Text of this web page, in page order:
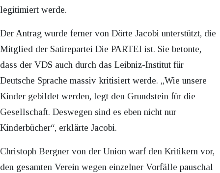
legitimiert werde.
Der Antrag wurde ferner von Dörte Jacobi unterstützt, die
Mitglied der Satirepartei Die PARTEI ist. Sie betonte,
dass der VDS auch durch das Leibniz-Institut für
Deutsche Sprache massiv kritisiert werde. „Wie unsere
Kinder gebildet werden, legt den Grundstein für die
Gesellschaft. Deswegen sind es eben nicht nur
Kinderbücher“, erklärte Jacobi.
Christoph Bergner von der Union warf den Kritikern vor,
den gesamten Verein wegen einzelner Vorfälle pauschal